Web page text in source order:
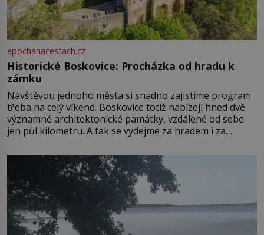
epochanacestach.cz
Historické Boskovice: Procházka od hradu k
zámku
Návštěvou jednoho města si snadno zajistíme program
třeba na celý víkend. Boskovice totiž nabízejí hned dvě
významné architektonické památky, vzdálené od sebe
jen půl kilometru. A tak se vydejme za hradem i za
Boskovice na okraji Drahanské vrchoviny vznikla někdy
ve13. století, a už v roce 1313 kronikáři zaznamenali